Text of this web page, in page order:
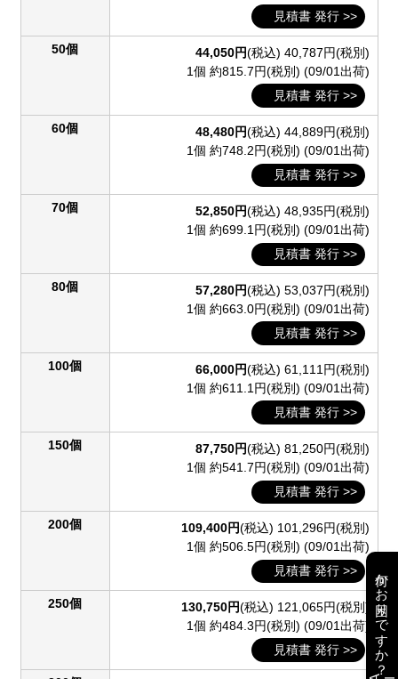
見積書 発行 >>
50個 44,050円(税込) 40,787円(税別)
1個 約815.7円(税別) (09/01出荷)
見積書 発行 >>
60個 48,480円(税込) 44,889円(税別)
1個 約748.2円(税別) (09/01出荷)
見積書 発行 >>
70個 52,850円(税込) 48,935円(税別)
1個 約699.1円(税別) (09/01出荷)
見積書 発行 >>
80個 57,280円(税込) 53,037円(税別)
1個 約663.0円(税別) (09/01出荷)
見積書 発行 >>
100個 66,000円(税込) 61,111円(税別)
1個 約611.1円(税別) (09/01出荷)
見積書 発行 >>
150個 87,750円(税込) 81,250円(税別)
1個 約541.7円(税別) (09/01出荷)
見積書 発行 >>
200個 109,400円(税込) 101,296円(税別)
1個 約506.5円(税別) (09/01出荷)
見積書 発行 >>
250個 130,750円(税込) 121,065円(税別)
1個 約484.3円(税別) (09/01出荷)
見積書 発行 >>
何かお困りですか？